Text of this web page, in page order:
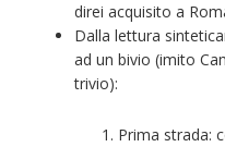
direi acquisito a
Dalla lettura
ad un bivio (imito
trivio):
Prima strada: